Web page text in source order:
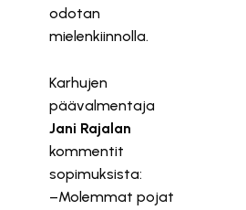
odotan
mielenkiinnolla.
Karhujen
päävalmentaja
Jani Rajalan
kommentit
sopimuksista:
–Molemmat pojat